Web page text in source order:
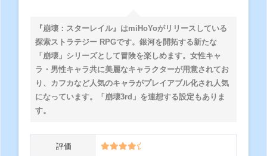
『崩壊：スターレイル』はmiHoYoがリリースしている
探索ストラテジー RPGです。銀河を開拓する新たな
「崩壊」シリーズとして冒険を楽しめます。女性キャ
ラ・男性キャラ共に美麗なキャラクターが用意されてお
り、カフカなど人気のキャラがプレイアブル化され人気
になっています。「崩壊3rd」を連想する設定もありま
す。
評価